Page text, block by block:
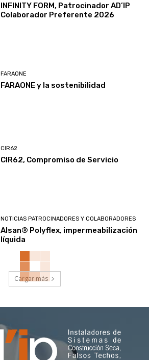
INFINITY FORM, Patrocinador AD’IP
Colaborador Preferente 2026
FARAONE
FARAONE y la sostenibilidad
CIR62
CIR62, Compromiso de Servicio
NOTICIAS PATROCINADORES Y COLABORADORES
Alsan® Polyflex, impermeabilización
líquida
Cargar más